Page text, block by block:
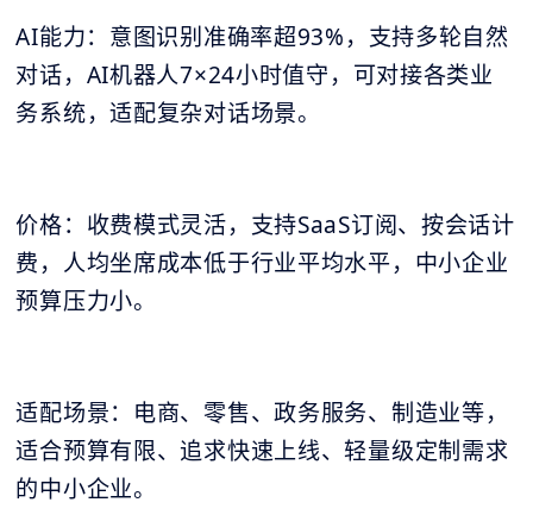
AI能力：意图识别准确率超93%，支持多轮自然
对话，AI机器人7×24小时值守，可对接各类业
务系统，适配复杂对话场景。
价格：收费模式灵活，支持SaaS订阅、按会话计
费，人均坐席成本低于行业平均水平，中小企业
预算压力小。
适配场景：电商、零售、政务服务、制造业等，
适合预算有限、追求快速上线、轻量级定制需求
的中小企业。